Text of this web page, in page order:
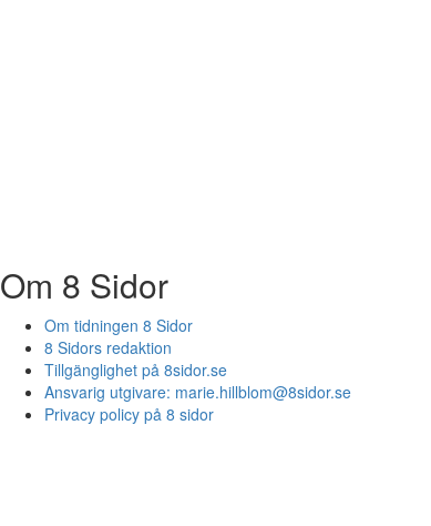
Om 8 Sidor
Om tidningen 8 Sidor
8 Sidors redaktion
Tillgänglighet på 8sidor.se
Ansvarig utgivare: marie.hillblom@8sidor.se
Privacy policy på 8 sidor